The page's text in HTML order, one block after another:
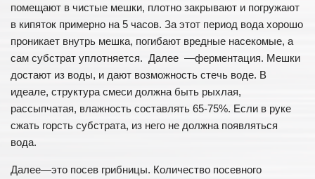
помещают в чистые мешки, плотно закрывают и погружают
в кипяток примерно на 5 часов. За этот период вода хорошо
проникает внутрь мешка, погибают вредные насекомые, а
сам субстрат уплотняется. Далее —ферментация. Мешки
достают из воды, и дают возможность стечь воде. В
идеале, структура смеси должна быть рыхлая,
рассыпчатая, влажность составлять 65-75%. Если в руке
сжать горсть субстрата, из него не должна появляться
вода.
Далее—это посев грибницы. Количество посевного